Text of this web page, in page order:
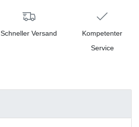
Schneller Versand
Kompetenter
Service